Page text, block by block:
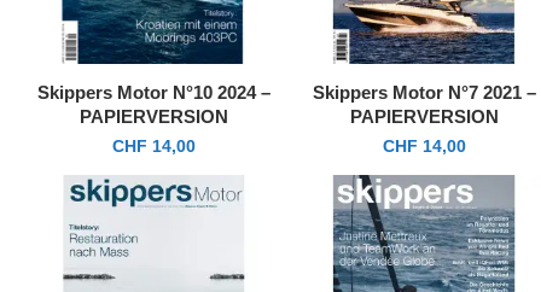
Skippers Motor N°10 2024 –
PAPIERVERSION
CHF 14,00
Skippers Motor N°7 2021 –
PAPIERVERSION
CHF 14,00